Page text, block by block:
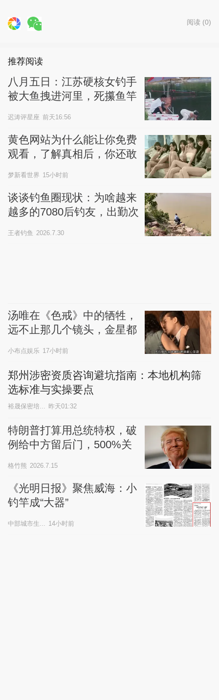
阅读 (0)
推荐阅读
八月五日：江苏硬核女钓手
被大鱼拽进河里，死攥鱼竿
迟涛评星座 前天16:56
黄色网站为什么能让你免费
观看，了解真相后，你还敢
梦新看世界 15小时前
谈谈钓鱼圈现状：为啥越来
越多的7080后钓友，出勤次
王者钓鱼 2026.7.30
汤唯在《色戒》中的牺牲，
远不止那几个镜头，金星都
小布点娱乐 17小时前
郑州涉密资质咨询避坑指南：本地机构筛
选标准与实操要点
裕晟保密培... 昨天01:32
特朗普打算用总统特权，破
例给中方留后门，500%关
格竹熊 2026.7.15
《光明日报》聚焦威海：小
钓竿成“大器”
中部城市生... 14小时前